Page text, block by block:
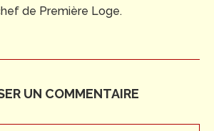
de Première Loge.
UN COMMENTAIRE